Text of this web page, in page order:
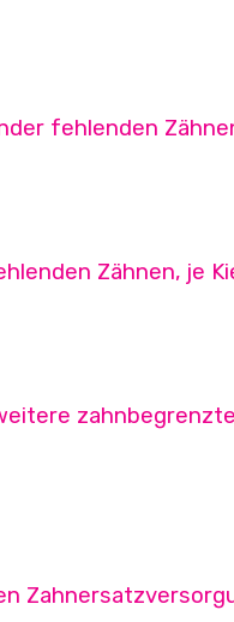
fehlenden
Zähnen, je